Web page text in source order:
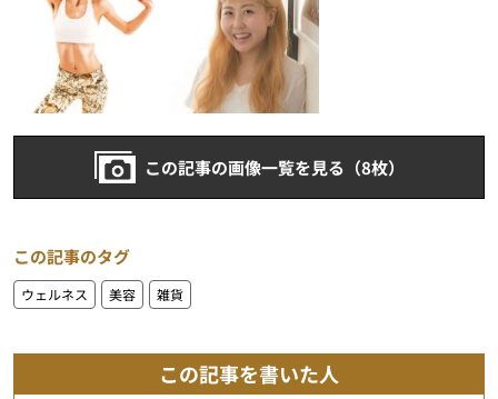
この記事の画像一覧を見る（8枚）
この記事のタグ
ウェルネス 美容 雑貨
この記事を書いた人